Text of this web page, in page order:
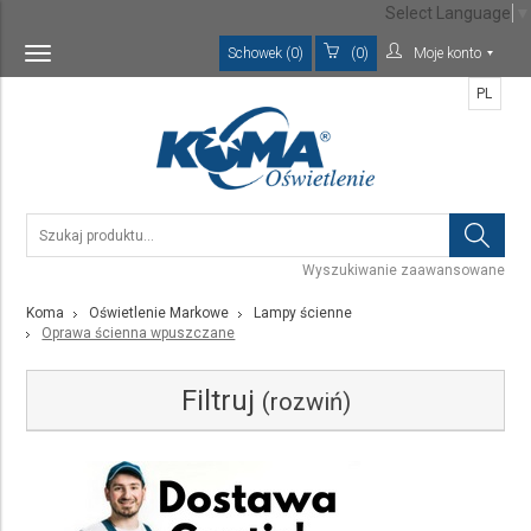
Toggle
navigation
Schowek (0) (0) Moje konto
Wyszukiwanie zaawansowane
PL
Koma Oświetlenie Markowe
Lampy ścienne
Oprawa ścienna wpuszczane
Filtruj (rozwiń)
Kategoria
Select Language